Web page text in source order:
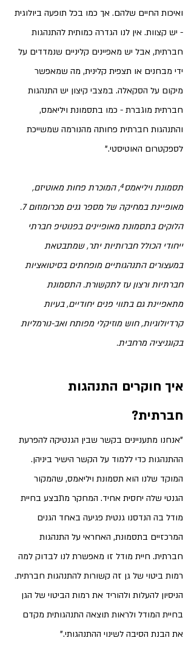
ואיכות החיים שלהם. אך כמו בכל תופעה ביולוגית
- יש קצוות. אין לנו הגדרה כמותית להתנהגות
חברתית, אבל יש מאפיינים קליניים שנמדדים על
ידי מבחנים או תצפית קלינית, מה שמאפשר
מיקום על הסקאלה. במצבי קיצון יש התנהגות
חברתית מוגברת - כמו בתסמונת ויליאמס,
והתנהגות חברתית פחותה מהנורמה שמשייכת
לספקטרום האוטיסטי."
תסמונת ויליאמס⁴, המוכרת פחות מאוטיזם,
מאופיינת במחיקה של מספר גנים מכרומוזום 7.
הלוקים בתסמונת מאופיינים בפנוטיפ חברתי
ייחודי הכולל חברותיות יתר, שמתבטאת
במעצורים התנהגותיים מופחתים בסיטואציות
חברתיות ורצון עז לתקשורת. התסמונת
מתאפיינת גם בתווי פנים יחודיים, בעיות
קרדיולוגיות, חוש מוזיקלי מפותח ואב-נורמליות
בקוגניציה מרחבית.
איך חוקרים התנהגות
חברתית?
"אנחנו מתעניינים בקשר שבין הגנטיקה להפרעת
ההתנהגות כדי ללמוד על הקשר הישיר ביניהן.
המוקד שלנו הוא תסמונת ויליאמס, שהמקור
הגנטי שלה יחסית אחיד. המחקר מתבצע בחיית
מודל בה הנדסנו גנטית פגיעה באחד הגנים
המרכזיים בתסמונת, האחראי על התנהגות
חברתית. חיית מודל זו מאפשרת לנו לבדוק למה
רמות ביטוי של גן זה קשורות להתנהגות חברתית.
הניסיון להעלות ולהוריד את רמות הביטוי של הגן
בחיית המודל ולראות תוצאה התנהגותית מקדם
את הבנת הסיבה לשינוי ההתנהגותי."